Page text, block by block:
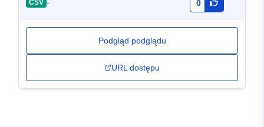
CSV - 0
Podgląd podglądu
URL dostępu